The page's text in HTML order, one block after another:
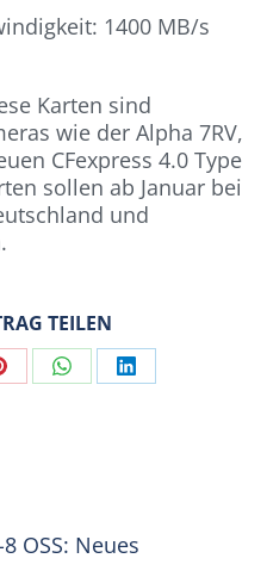
1400 MB/s
Karten sind
wie der Alpha 7RV,
CFexpress 4.0 Type
sollen ab Januar bei
und
TEILEN
Share Share
OSS: Neues